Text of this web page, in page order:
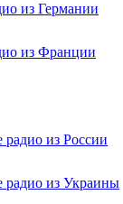
из Германии
из Франции
радио из России
радио из Украины